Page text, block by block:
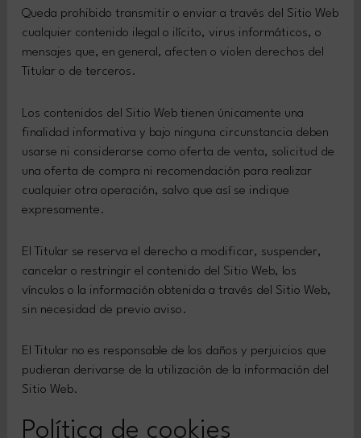
Queda prohibido transmitir o enviar a través del Sitio Web
cualquier contenido ilegal o ilícito, virus informáticos, o
mensajes que, en general, afecten o violen derechos del
Titular o de terceros.
Los contenidos del Sitio Web tienen únicamente una
finalidad informativa y bajo ninguna circunstancia deben
usarse ni considerarse como oferta de venta, solicitud de
una oferta de compra ni recomendación para realizar
cualquier otra operación, salvo que así se indique
expresamente.
El Titular se reserva el derecho a modificar, suspender,
cancelar o restringir el contenido del Sitio Web, los
vínculos o la información obtenida a través del Sitio Web,
sin necesidad de previo aviso.
El Titular no es responsable de los daños y perjuicios que
pudieran derivarse de la utilización de la información del
Sitio Web.
Política de cookies